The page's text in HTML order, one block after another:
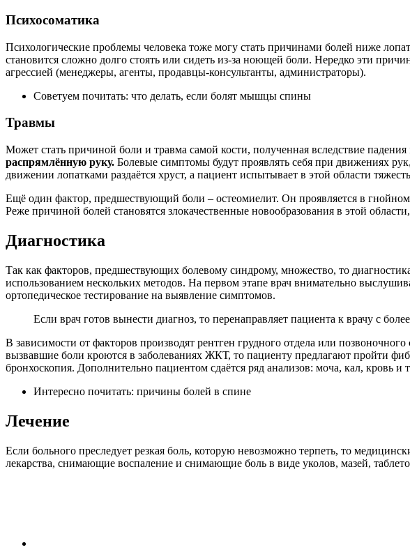
Психосоматика
Психологические проблемы человека тоже могу стать причинами болей ниже
становится сложно долго стоять или сидеть из-за ноющей боли. Нередко эти
агрессией (менеджеры, агенты, продавцы-консультанты, администраторы).
Советуем почитать: что делать, если болят мышцы спины
Травмы
Может стать причиной боли и травма самой кости, полученная вследствие падения
распрямлённую руку. Болевые симптомы будут проявлять себя при движениях
движении лопатками раздаётся хруст, а пациент испытывает в этой области
Ещё один фактор, предшествующий боли – остеомиелит. Он проявляется в
Реже причиной болей становятся злокачественные новообразования в этой
Диагностика
Так как факторов, предшествующих болевому синдрому, множество, то
использованием нескольких методов. На первом этапе врач внимательно
ортопедическое тестирование на выявление симптомов.
Если врач готов вынести диагноз, то перенаправляет пациента к врачу с
В зависимости от факторов производят рентген грудного отдела или
вызвавшие боли кроются в заболеваниях ЖКТ, то пациенту предлагают пройти
бронхоскопия. Дополнительно пациентом сдаётся ряд анализов: моча, кал, кровь и
Интересно почитать: причины болей в спине
Лечение
Если больного преследует резкая боль, которую невозможно терпеть, то
лекарства, снимающие воспаление и снимающие боль в виде уколов, мазей,